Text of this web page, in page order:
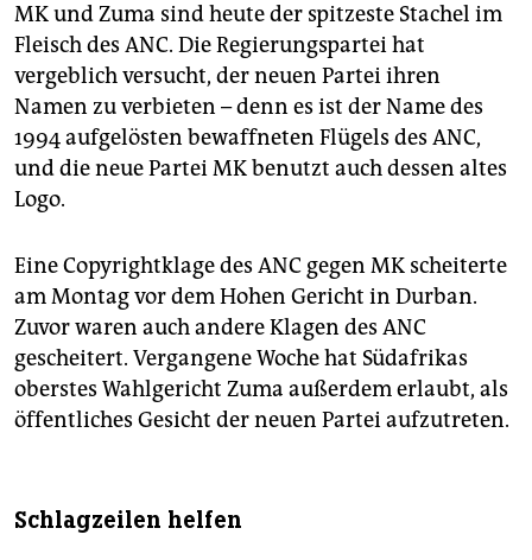
MK und Zuma sind heute der spitzeste Stachel im
Fleisch des ANC. Die Regierungspartei hat
vergeblich versucht, der neuen Partei ihren
Namen zu verbieten – denn es ist der Name des
1994 aufgelösten bewaffneten Flügels des ANC,
und die neue Partei MK benutzt auch dessen altes
Logo.
Eine Copyrightklage des ANC gegen MK scheiterte
am Montag vor dem Hohen Gericht in Durban.
Zuvor waren auch andere Klagen des ANC
gescheitert. Vergangene Woche hat Südafrikas
oberstes Wahlgericht Zuma außerdem erlaubt, als
öffentliches Gesicht der neuen Partei aufzutreten.
Schlagzeilen helfen